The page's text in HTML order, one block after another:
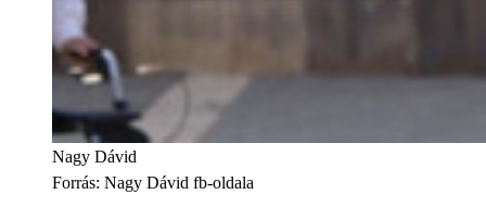
Nagy Dávid
Forrás: Nagy Dávid fb-oldala